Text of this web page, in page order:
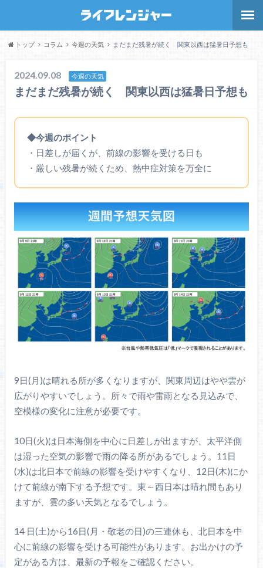
トップ コラム 今週の天気 まだまだ残暑が続く 関東以西は猛暑日予想も
2024.09.08 今週の天気
まだまだ残暑が続く 関東以西は猛暑日予想も
◆今週のポイント
・日差しが届くが、前線の影響を受ける日も
・厳しい残暑が続くため、熱中症対策を万全に
9日(月)は晴れる所が多くなりますが、関東周辺はやや雲が
広がりやすいでしょう。所々で雨や雷雨となる見込みで、
空模様の変化に注意が必要です。
10日(火)は日本海側を中心に日差しが出ますが、太平洋側
は湿った空気の影響で雨の降る所があるでしょう。11日
(水)は北日本で前線の影響を受けやすくなり、12日(木)にか
けて前線が南下する予想です。東～西日本は晴れ間もあり
ますが、雲の多い天気となるでしょう。
14 日(土)から16日(月・敬老の日)の三連休も、北日本を中
心に前線の影響を受ける可能性があります。お出かけの予
定がある方は、最新の予報をご確認ください。